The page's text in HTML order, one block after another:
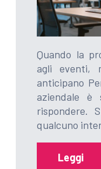
Quando la
agli eventi,
anticipano
aziendale è
rispondere.
qualcuno
Leggi